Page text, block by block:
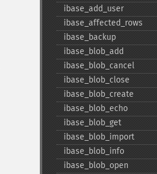
ibase_​add_​user
ibase_​affected_​rows
ibase_​backup
ibase_​blob_​add
ibase_​blob_​cancel
ibase_​blob_​close
ibase_​blob_​create
ibase_​blob_​echo
ibase_​blob_​get
ibase_​blob_​import
ibase_​blob_​info
ibase_​blob_​open